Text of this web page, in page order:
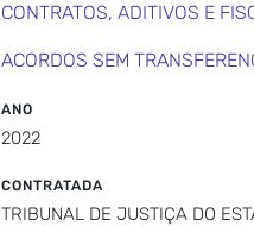
CONTRATOS, ADITIVOS E
ACORDOS SEM
ANO
2022
CONTRATADA
TRIBUNAL DE JUSTIÇA DO